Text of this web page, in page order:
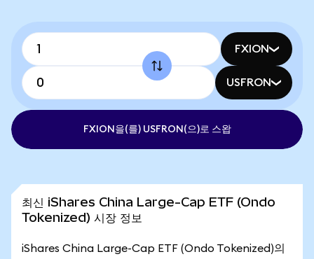
FXION
USFRON
FXION을(를) USFRON(으)로 스왑
최신 iShares China Large-Cap ETF (Ondo
Tokenized) 시장 정보
iShares China Large-Cap ETF (Ondo Tokenized)의